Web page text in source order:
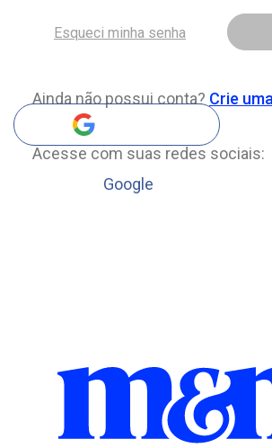
Esqueci minha senha
Ainda não possui conta? Crie
Acesse com suas redes sociais:
Google